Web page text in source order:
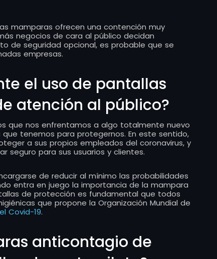
mamparas ofrecen una contención muy
negocios de cara al público decidan
de seguridad opcional, es probable que se
empresas.
el uso de pantallas
atención al público?
que nos enfrentamos a algo totalmente nuevo
tenemos para protegernos. En este sentido,
a sus propios empleados del coronavirus, y
seguro para sus usuarios y clientes.
de reducir al mínimo las probabilidades
entra en juego la importancia de la mampara
de protección es fundamental que todos
que propone la Organización Mundial de
Covid-19.
anticontagio de